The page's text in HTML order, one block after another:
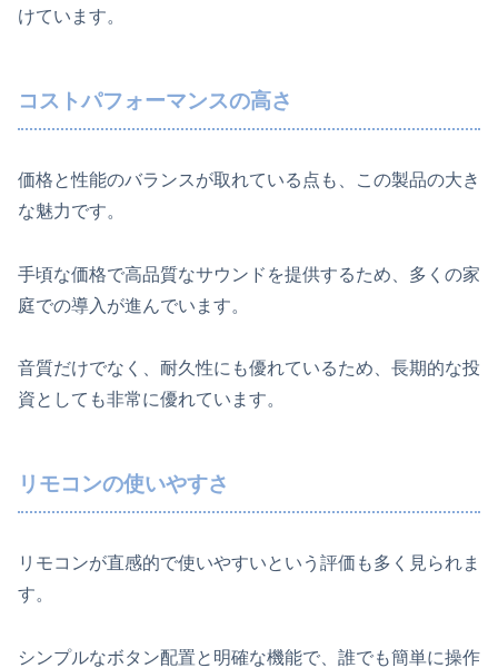
けています。
コストパフォーマンスの高さ
価格と性能のバランスが取れている点も、この製品の大き
な魅力です。
手頃な価格で高品質なサウンドを提供するため、多くの家
庭での導入が進んでいます。
音質だけでなく、耐久性にも優れているため、長期的な投
資としても非常に優れています。
リモコンの使いやすさ
リモコンが直感的で使いやすいという評価も多く見られま
す。
シンプルなボタン配置と明確な機能で、誰でも簡単に操作